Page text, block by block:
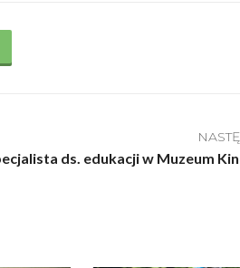
ds. edukacji w Muzeum